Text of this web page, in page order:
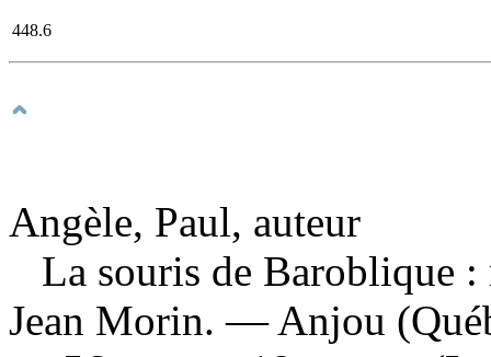
448.6
Angèle, Paul, auteur
La souris de Baroblique
Jean Morin. — Anjou